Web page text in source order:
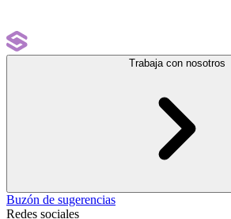
Trabaja con nosotros
Buzón de sugerencias
Redes sociales